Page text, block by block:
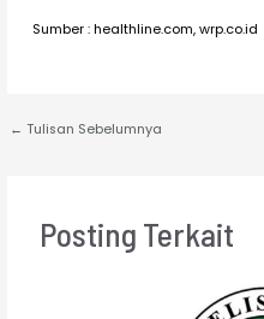
Sumber : healthline.com, wrp.co.id
← Tulisan Sebelumnya
Posting Terkait